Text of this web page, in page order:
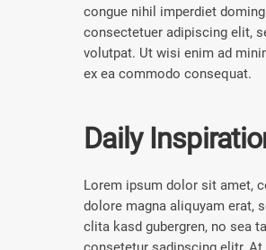
congue nihil imperdiet
consectetuer adipiscing elit,
volutpat. Ut wisi enim ad
ex ea commodo consequat.
Daily
Lorem ipsum dolor sit amet,
dolore magna aliquyam erat,
clita kasd gubergren, no sea